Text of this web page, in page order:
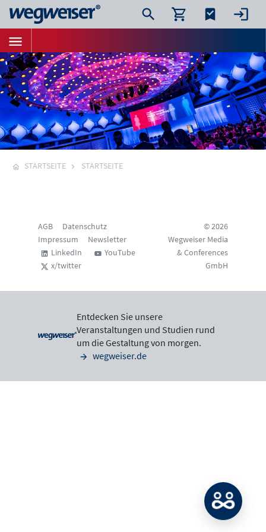
STARTSEITE STARTSEITE
AGB
Datenschutz
Impressum
Newsletter
LinkedIn
YouTube
x/twitter
© 2026
Wegweiser Media
& Conferences
GmbH
Entdecken Sie unsere
Veranstaltungen und Studien rund
um die Gestaltung von morgen.
wegweiser.de